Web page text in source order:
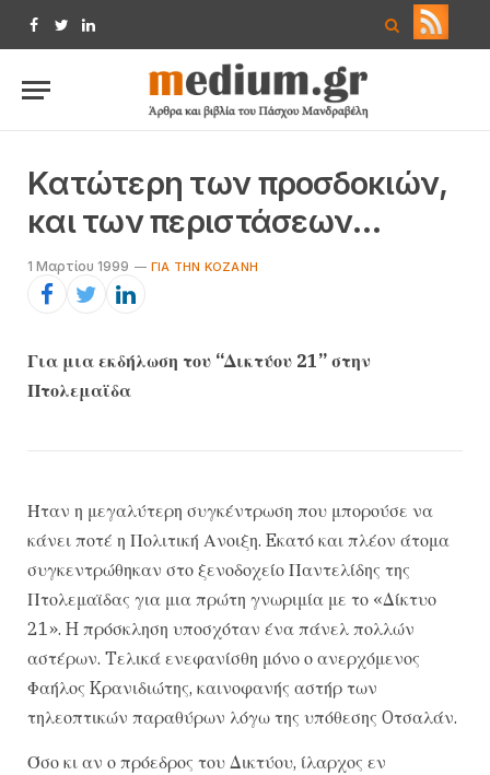
Facebook
TwitterLinkedIn
Kατώτερη των προσδοκιών,
και των περιστάσεων…
1 Μαρτίου 1999 ΓΙΑ ΤΗΝ KΟΖΆΝΗ
Για μια εκδήλωση του “Δικτύου 21” στην
Πτολεμαϊδα
Ήταν η μεγαλύτερη συγκέντρωση που μπορούσε να
κάνει ποτέ η Πολιτική Ανοιξη. Eκατό και πλέον άτομα
συγκεντρώθηκαν στο ξενοδοχείο Παντελίδης της
Πτολεμαϊδας για μια πρώτη γνωριμία με το «Δίκτυο
21». H πρόσκληση υποσχόταν ένα πάνελ πολλών
αστέρων. Tελικά ενεφανίσθη μόνο ο ανερχόμενος
Φαήλος Kρανιδιώτης, καινοφανής αστήρ των
τηλεοπτικών παραθύρων λόγω της υπόθεσης Oτσαλάν.
Όσο κι αν ο πρόεδρος του Δικτύου, ίλαρχος εν